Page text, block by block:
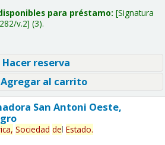
para préstamo: Signatura
v.2 (3).
Hacer reserva
al carrito
San Antoni Oeste,
Sociedad del Estado.